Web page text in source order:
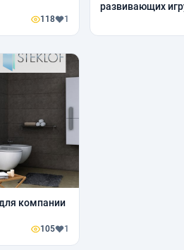
118 1
развивающих
компании
105 1